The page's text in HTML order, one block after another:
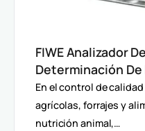
FIWE Analizador
Determinación De
En Alimentos Y
En el control de
agrícolas, forrajes y
nutrición animal,…